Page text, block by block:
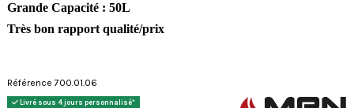
Grande Capacité : 50L
Très bon rapport qualité/prix
Référence 700.01.06
Livré sous 4 jours personnalisé*